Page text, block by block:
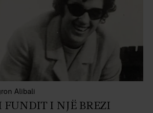
Alibali
FUNDIT I NJË BREZI